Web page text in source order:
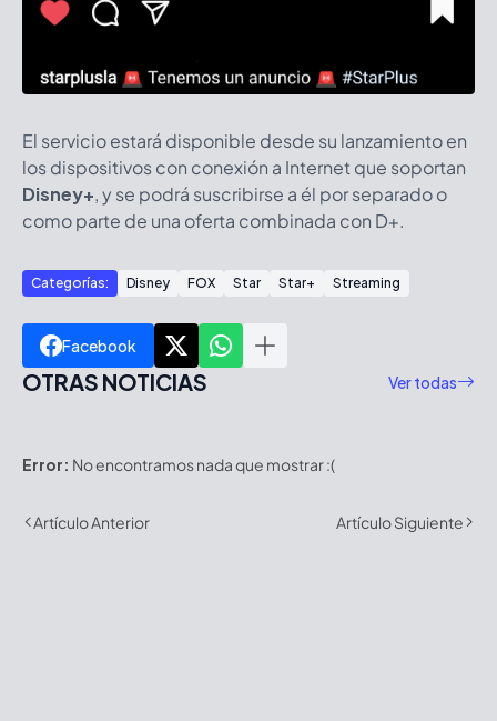
El servicio estará disponible desde su lanzamiento en
los dispositivos con conexión a Internet que soportan
Disney+, y se podrá suscribirse a él por separado o
como parte de una oferta combinada con D+.
Categorías: Disney FOX Star Star+ Streaming
Facebook
OTRAS NOTICIAS Ver todas
Error: No encontramos nada que mostrar :(
Artículo Anterior Artículo Siguiente